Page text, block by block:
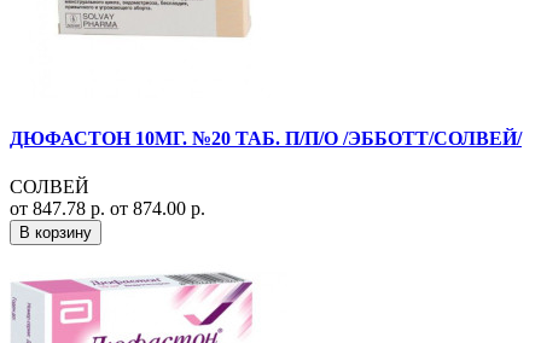
ДЮФАСТОН 10МГ. №20 ТАБ. П/П/О /ЭББОТТ/СОЛВЕЙ/
СОЛВЕЙ
от 847.78 р. от 874.00 р.
В корзину